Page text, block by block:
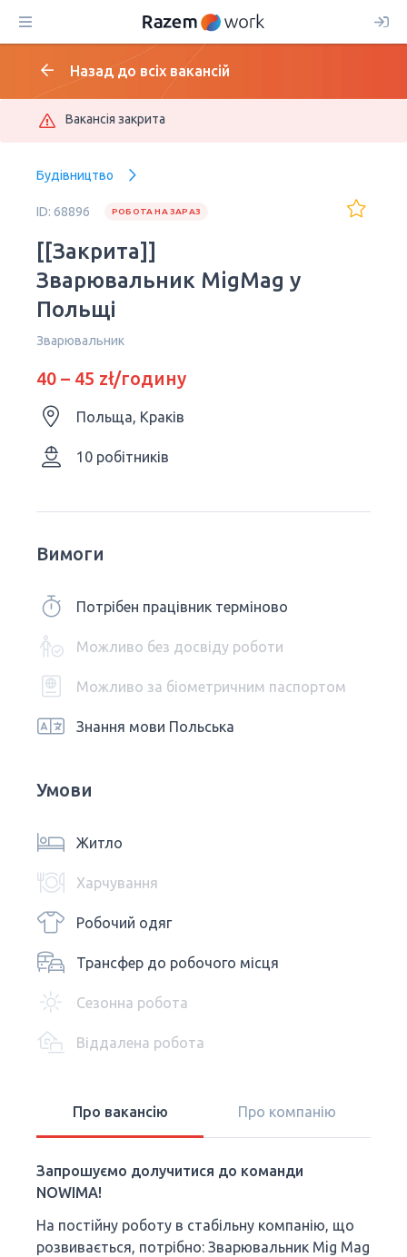
Назад до всіх вакансій
Вакансія закрита
Будівництво
ID: 68896 РОБОТА НА ЗАРАЗ
[[Закрита]]
Зварювальник MigMag у
Польщі
Зварювальник
40 – 45 zł/годину
Польща, Краків
10 робітників
Вимоги
Потрібен працівник терміново
Можливо без досвіду роботи
Можливо за біометричним паспортом
Знання мови Польська
Умови
Житло
Харчування
Робочий одяг
Трансфер до робочого місця
Сезонна робота
Віддалена робота
Про вакансію Про компанію
Запрошуємо долучитися до команди
NOWIMA!
На постійну роботу в стабільну компанію, що
розвивається, потрібно: Зварювальник Mig Mag